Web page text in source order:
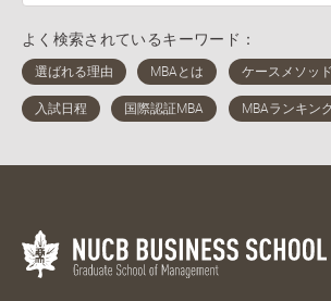
よく検索されているキーワード：